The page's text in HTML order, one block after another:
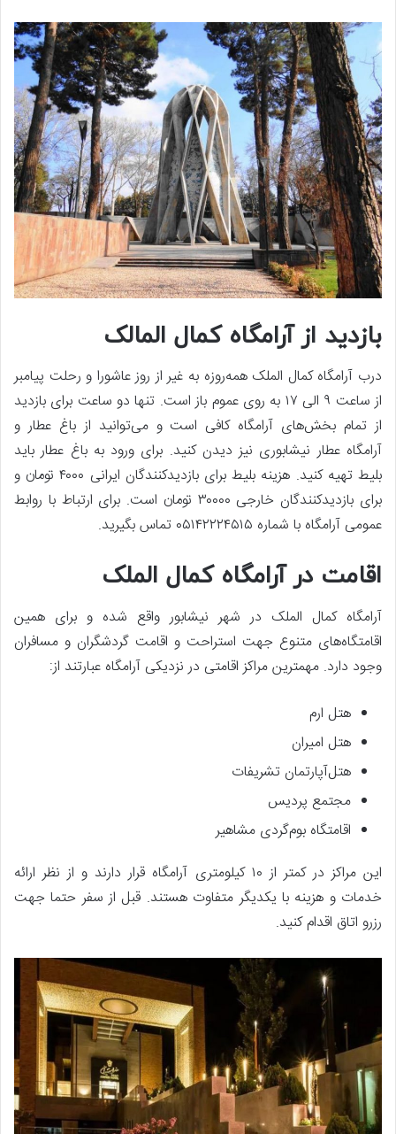
بازدید از آرامگاه کمال المالک
درب آرامگاه کمال الملک همه‌روزه به غیر از روز عاشورا و رحلت پیامبر
از ساعت ۹ الی ۱۷ به روی عموم باز است. تنها دو ساعت برای بازدید
از تمام بخش‌های آرامگاه کافی است و می‌توانید از باغ عطار و
آرامگاه عطار نیشابوری نیز دیدن کنید. برای ورود به باغ عطار باید
بلیط تهیه کنید. هزینه بلیط برای بازدیدکنندگان ایرانی ۴۰۰۰ تومان و
برای بازدیدکنندگان خارجی ۳۰۰۰۰ تومان است. برای ارتباط با روابط
عمومی آرامگاه با شماره ۰۵۱۴۲۲۲۴۵۱۵ تماس بگیرید.
اقامت در آرامگاه کمال الملک
آرامگاه کمال الملک در شهر نیشابور واقع شده و برای همین
اقامتگاه‌های متنوع جهت استراحت و اقامت گردشگران و مسافران
وجود دارد. مهمترین مراکز اقامتی در نزدیکی آرامگاه عبارتند از:
هتل ارم
هتل امیران
هتل‌آپارتمان تشریفات
مجتمع پردیس
اقامتگاه بوم‌گردی مشاهیر
این مراکز در کمتر از ۱۰ کیلومتری آرامگاه قرار دارند و از نظر ارائه
خدمات و هزینه با یکدیگر متفاوت هستند. قبل از سفر حتما جهت
رزرو اتاق اقدام کنید.